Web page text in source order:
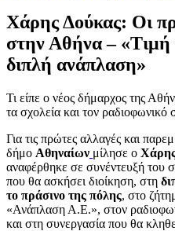
Χάρης Δούκας: Οι
στην Αθήνα – «Τιμή
διπλή ανάπλαση»
Τι είπε ο νέος δήμαρχος της
τα σχολεία και τον
Για τις πρώτες αλλαγές και
δήμο Αθηναίων μίλησε ο
αναφέρθηκε σε συνέντευξή του
που θα ασκήσει διοίκηση, στη
το πράσινο της πόλης, στο
«Ανάπλαση Α.Ε.», στον
και στη συνεργασία που θα